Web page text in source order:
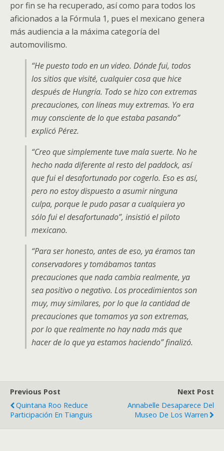
por fin se ha recuperado, así como para todos los
aficionados a la Fórmula 1, pues el mexicano genera
más audiencia a la máxima categoría del
automovilismo.
“He puesto todo en un video. Dónde fui, todos
los sitios que visité, cualquier cosa que hice
después de Hungría. Todo se hizo con extremas
precauciones, con líneas muy extremas. Yo era
muy consciente de lo que estaba pasando”
explicó Pérez.
“Creo que simplemente tuve mala suerte. No he
hecho nada diferente al resto del paddock, así
que fui el desafortunado por cogerlo. Eso es así,
pero no estoy dispuesto a asumir ninguna
culpa, porque le pudo pasar a cualquiera yo
sólo fui el desafortunado”, insistió el piloto
mexicano.
“Para ser honesto, antes de eso, ya éramos tan
conservadores y tomábamos tantas
precauciones que nada cambia realmente, ya
sea positivo o negativo. Los procedimientos son
muy, muy similares, por lo que la cantidad de
precauciones que tomamos ya son extremas,
por lo que realmente no hay nada más que
hacer de lo que ya estamos haciendo” finalizó.
Previous Post
Quintana Roo Reduce
Participación En Tianguis
Next Post
Annabelle Desaparece Del
Museo De Los Warren